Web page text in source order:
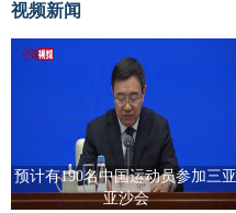
视频新闻
预计有190名中国运动员参加三亚
亚沙会